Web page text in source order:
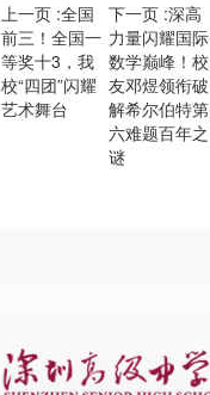
上一页 :全国
前三！全国一
等奖十3，我
校“四团”闪耀
艺术舞台
下一页 :深高
力量闪耀国际
数学巅峰！校
友邓煜领衔破
解希尔伯特第
六难题百年之
谜